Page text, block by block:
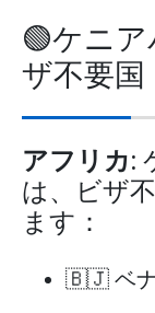
🟢ケニ
ザ不要国
アフリカ:
は、ビザ
ます：
🇧🇯 ベナ